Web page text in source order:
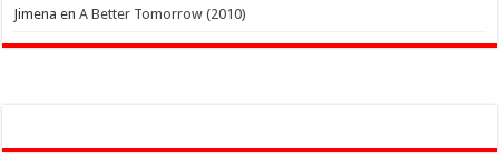
Jimena enA Better Tomorrow (2010)